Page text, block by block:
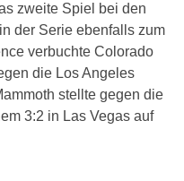
zweite Spiel bei den
der Serie ebenfalls zum
verbuchte Colorado
die Los Angeles
stellte gegen die
3:2 in Las Vegas auf